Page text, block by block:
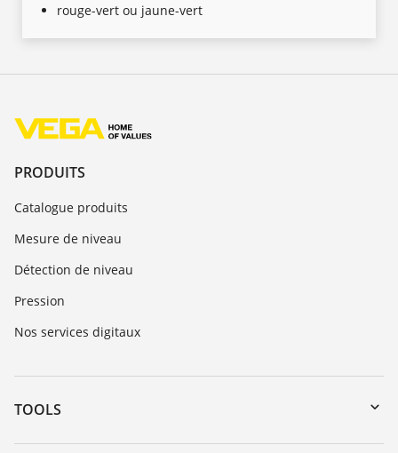
rouge-vert ou jaune-vert
PRODUITS
Catalogue produits
Mesure de niveau
Détection de niveau
Pression
Nos services digitaux
TOOLS
Téléchargements